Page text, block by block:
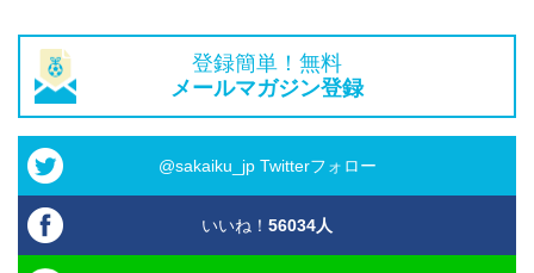
登録簡単！無料
メールマガジン登録
@sakaiku_jp Twitterフォロー
いいね！ 56034人